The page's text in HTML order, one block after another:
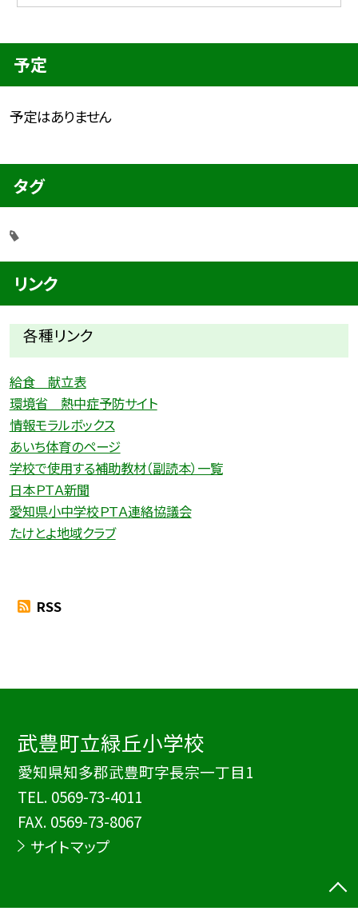
予定
予定はありません
タグ
リンク
各種リンク
給食 献立表
環境省 熱中症予防サイト
情報モラルボックス
あいち体育のページ
学校で使用する補助教材（副読本）一覧
日本ＰＴＡ新聞
愛知県小中学校ＰＴＡ連絡協議会
たけとよ地域クラブ
RSS
武豊町立緑丘小学校
愛知県知多郡武豊町字長宗一丁目1
TEL. 0569-73-4011
FAX. 0569-73-8067
サイトマップ